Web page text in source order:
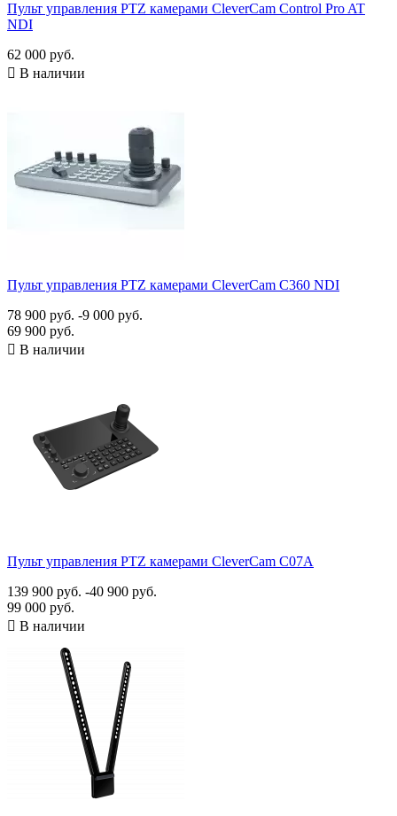
Пульт управления PTZ камерами CleverCam Control Pro AT
NDI
62 000 руб.
 В наличии
Пульт управления PTZ камерами CleverCam C360 NDI
78 900 руб. -9 000 руб.
69 900 руб.
 В наличии
Пульт управления PTZ камерами CleverCam C07A
139 900 руб. -40 900 руб.
99 000 руб.
 В наличии